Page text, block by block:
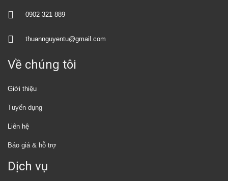
0902 321 889
thuannguyentu@gmail.com
Về chúng tôi
Giới thiệu
Tuyển dụng
Liên hệ
Báo giá & hỗ trợ
Dịch vụ